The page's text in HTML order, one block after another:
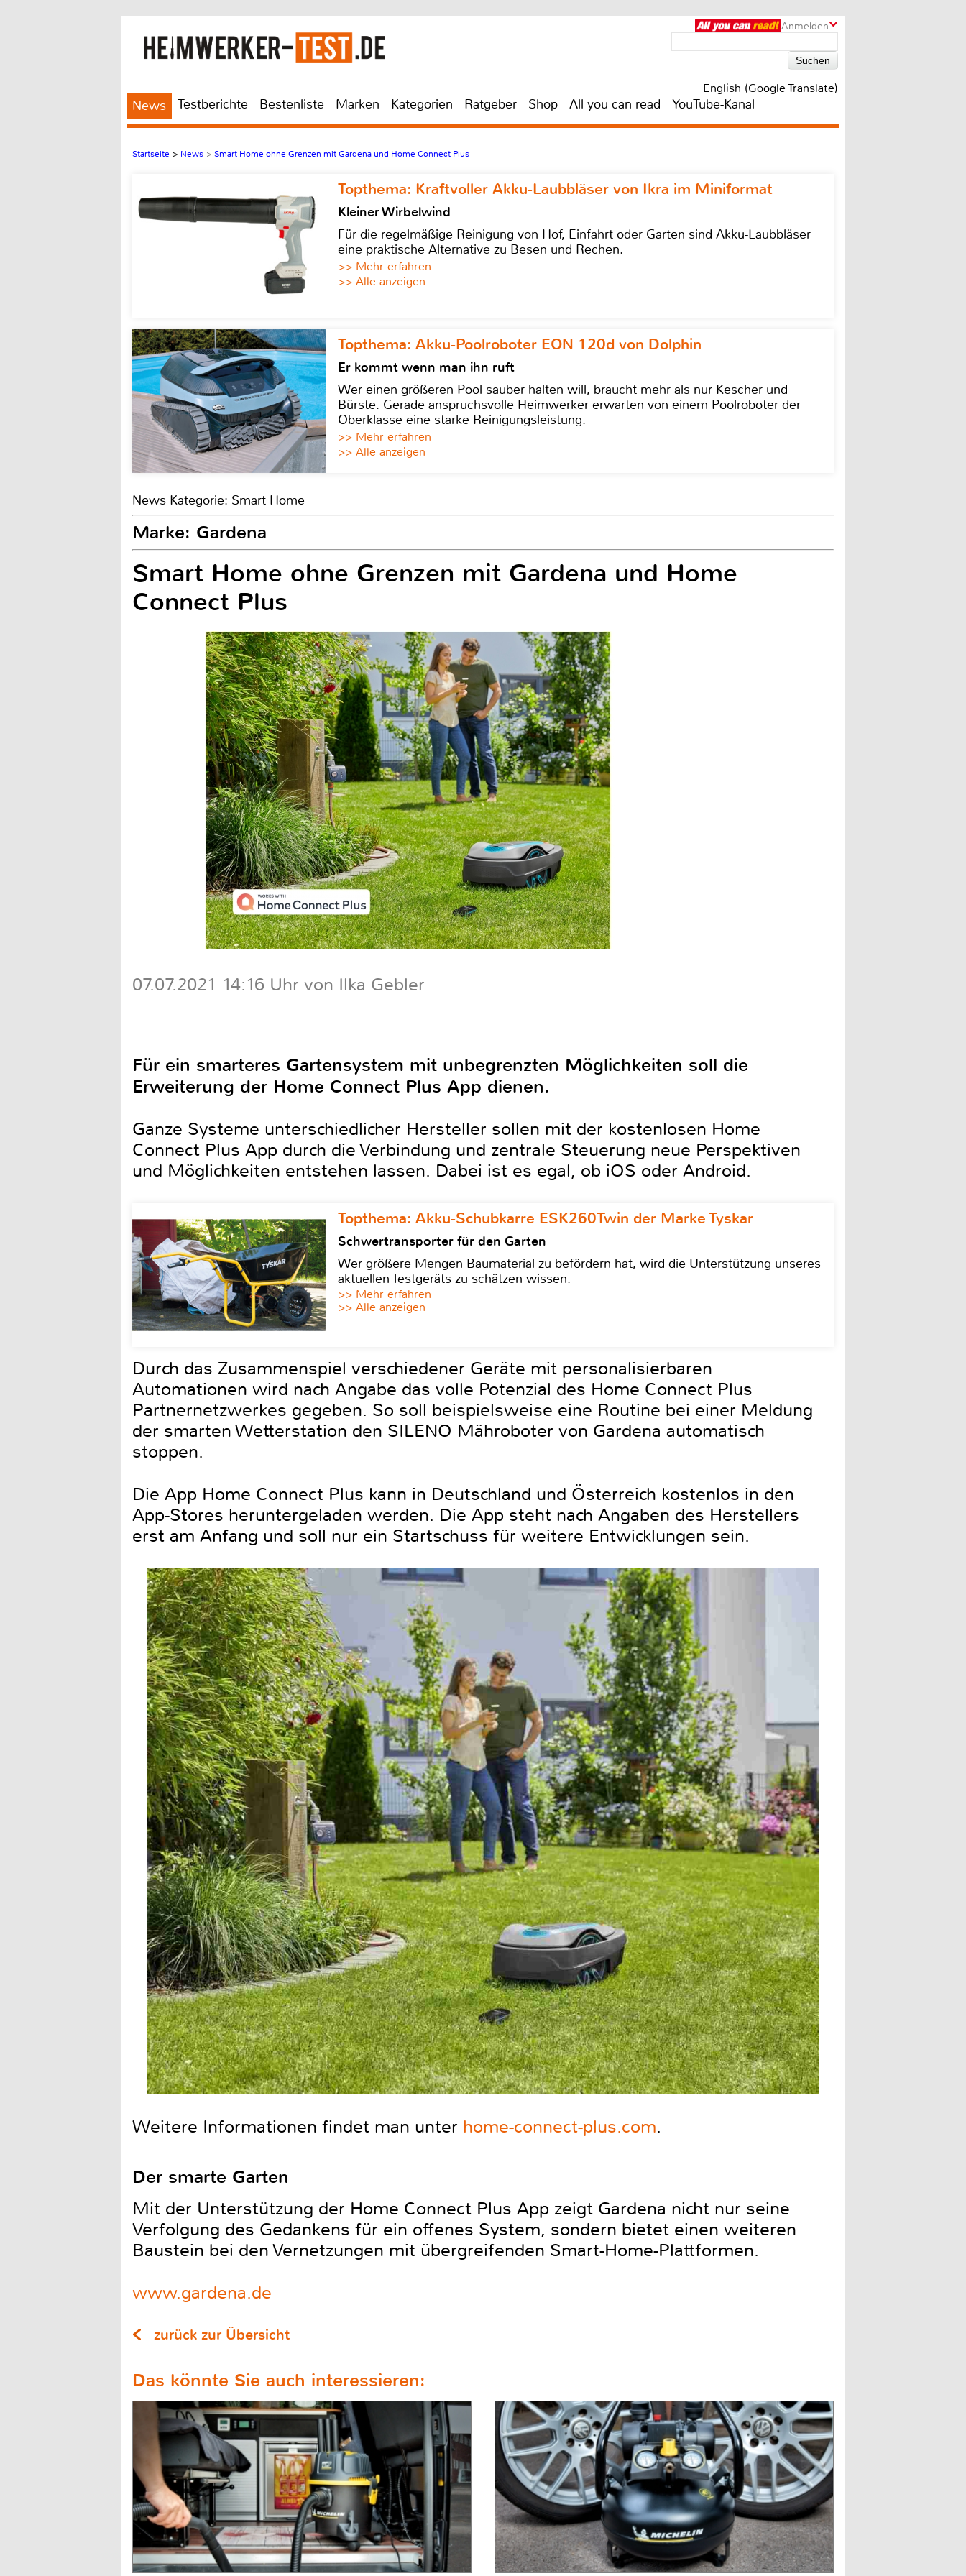
Anmelden
English (Google Translate)
News Testberichte Bestenliste Marken Kategorien Ratgeber Shop All you can read YouTube-Kanal
Startseite > News > Smart Home ohne Grenzen mit Gardena und Home Connect Plus
Topthema: Kraftvoller Akku-Laubbläser von Ikra im Miniformat
Kleiner Wirbelwind
Für die regelmäßige Reinigung von Hof, Einfahrt oder Garten sind Akku-Laubbläser
eine praktische Alternative zu Besen und Rechen.
>> Mehr erfahren
>> Alle anzeigen
Topthema: Akku-Poolroboter EON 120d von Dolphin
Er kommt wenn man ihn ruft
Wer einen größeren Pool sauber halten will, braucht mehr als nur Kescher und
Bürste. Gerade anspruchsvolle Heimwerker erwarten von einem Poolroboter der
Oberklasse eine starke Reinigungsleistung.
>> Mehr erfahren
>> Alle anzeigen
News Kategorie: Smart Home
Marke: Gardena
Smart Home ohne Grenzen mit Gardena und Home
Connect Plus
07.07.2021 14:16 Uhr von Ilka Gebler
Für ein smarteres Gartensystem mit unbegrenzten Möglichkeiten soll die
Erweiterung der Home Connect Plus App dienen.
Ganze Systeme unterschiedlicher Hersteller sollen mit der kostenlosen Home
Connect Plus App durch die Verbindung und zentrale Steuerung neue Perspektiven
und Möglichkeiten entstehen lassen. Dabei ist es egal, ob iOS oder Android.
Topthema: Akku-Schubkarre ESK260Twin der Marke Tyskar
Schwertransporter für den Garten
Wer größere Mengen Baumaterial zu befördern hat, wird die Unterstützung unseres
aktuellen Testgeräts zu schätzen wissen.
>> Mehr erfahren
>> Alle anzeigen
Durch das Zusammenspiel verschiedener Geräte mit personalisierbaren
Automationen wird nach Angabe das volle Potenzial des Home Connect Plus
Partnernetzwerkes gegeben. So soll beispielsweise eine Routine bei einer Meldung
der smarten Wetterstation den SILENO Mähroboter von Gardena automatisch
stoppen.
Die App Home Connect Plus kann in Deutschland und Österreich kostenlos in den
App-Stores heruntergeladen werden. Die App steht nach Angaben des Herstellers
erst am Anfang und soll nur ein Startschuss für weitere Entwicklungen sein.
Weitere Informationen findet man unter home-connect-plus.com.
Der smarte Garten
Mit der Unterstützung der Home Connect Plus App zeigt Gardena nicht nur seine
Verfolgung des Gedankens für ein offenes System, sondern bietet einen weiteren
Baustein bei den Vernetzungen mit übergreifenden Smart-Home-Plattformen.
www.gardena.de
zurück zur Übersicht
Das könnte Sie auch interessieren: